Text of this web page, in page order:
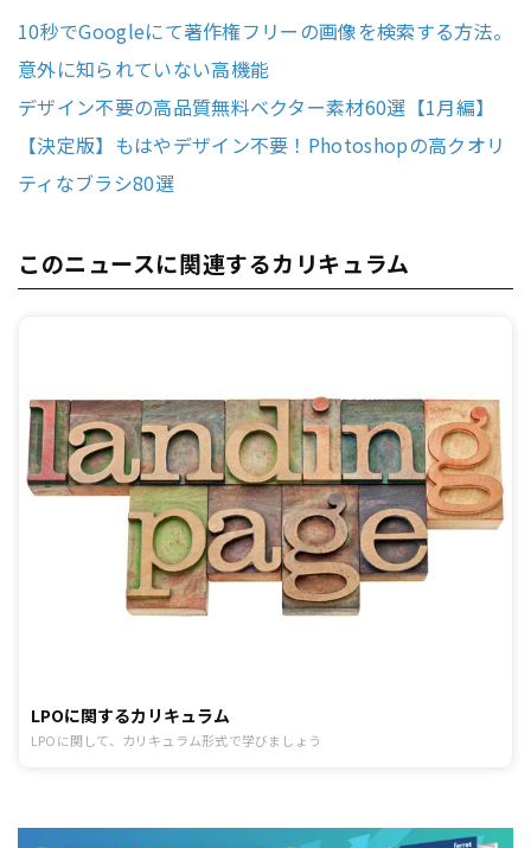
10秒でGoogleにて著作権フリーの画像を検索する方法。
意外に知られていない高機能
デザイン不要の高品質無料ベクター素材60選【1月編】
【決定版】もはやデザイン不要！Photoshopの高クオリ
ティなブラシ80選
このニュースに関連するカリキュラム
LPOに関するカリキュラム
LPOに関して、カリキュラム形式で学びましょう